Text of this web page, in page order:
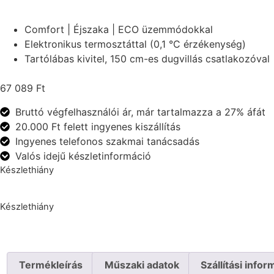
Comfort | Éjszaka | ECO üzemmódokkal
Elektronikus termosztáttal (0,1 °C érzékenység)
Tartólábas kivitel, 150 cm-es dugvillás csatlakozóval
67 089 Ft
Bruttó végfelhasználói ár, már tartalmazza a 27% áfát
20.000 Ft felett ingyenes kiszállítás
Ingyenes telefonos szakmai tanácsadás
Valós idejű készletinformáció
Készlethiány
Készlethiány
Termékleírás Műszaki adatok Szállítási